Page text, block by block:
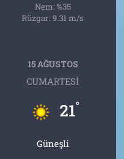
Nem: %35
Rüzgar: 9.31 m/s
15 AĞUSTOS
CUMARTESI
21°
Güneşli